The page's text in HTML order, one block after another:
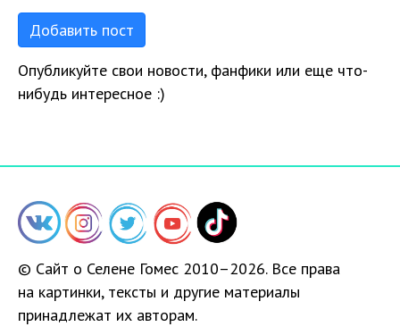
Добавить пост
Опубликуйте свои новости, фанфики или еще что-
нибудь интересное :)
© Сайт о Селене Гомес 2010–2026. Все права
на картинки, тексты и другие материалы
принадлежат их авторам.